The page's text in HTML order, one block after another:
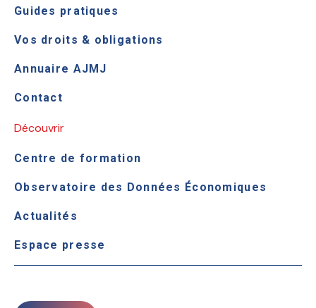
Guides pratiques
Vos droits & obligations
Annuaire AJMJ
Contact
Découvrir
Centre de formation
Observatoire des Données Économiques
Actualités
Espace presse